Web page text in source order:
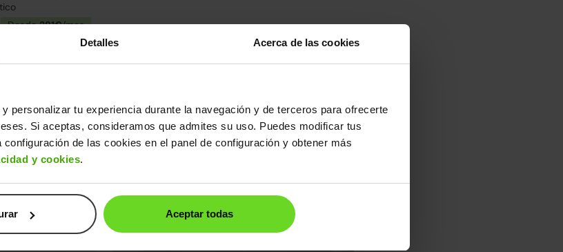
Detalles Acerca de las cookies
personalizar tu experiencia durante la navegación y de terceros para ofrecerte
Si aceptas, consideramos que admites su uso. Puedes modificar tus
de las cookies en el panel de configuración y obtener más
y cookies.
Aceptar todas
Desde281€/mes
2 días 2 días
Ruedas delanteras nuevas
Correa nueva